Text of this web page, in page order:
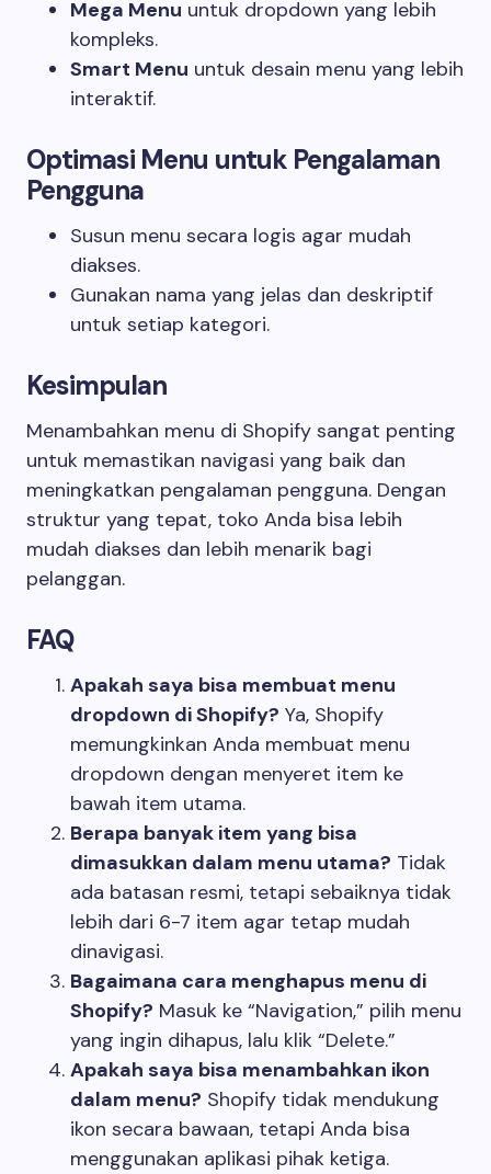
Mega Menu untuk dropdown yang lebih
kompleks.
Smart Menu untuk desain menu yang lebih
interaktif.
Optimasi Menu untuk Pengalaman
Pengguna
Susun menu secara logis agar mudah
diakses.
Gunakan nama yang jelas dan deskriptif
untuk setiap kategori.
Kesimpulan
Menambahkan menu di Shopify sangat penting
untuk memastikan navigasi yang baik dan
meningkatkan pengalaman pengguna. Dengan
struktur yang tepat, toko Anda bisa lebih
mudah diakses dan lebih menarik bagi
pelanggan.
FAQ
Apakah saya bisa membuat menu
dropdown di Shopify? Ya, Shopify
memungkinkan Anda membuat menu
dropdown dengan menyeret item ke
bawah item utama.
Berapa banyak item yang bisa
dimasukkan dalam menu utama? Tidak
ada batasan resmi, tetapi sebaiknya tidak
lebih dari 6-7 item agar tetap mudah
dinavigasi.
Bagaimana cara menghapus menu di
Shopify? Masuk ke “Navigation,” pilih menu
yang ingin dihapus, lalu klik “Delete.”
Apakah saya bisa menambahkan ikon
dalam menu? Shopify tidak mendukung
ikon secara bawaan, tetapi Anda bisa
menggunakan aplikasi pihak ketiga.